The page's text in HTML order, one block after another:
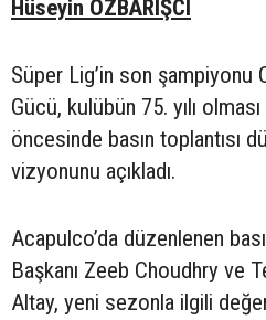
Hüseyin ÖZBARIŞCI
Süper Lig’in son şampiyonu
Gücü, kulübün 75. yılı
öncesinde basın toplantısı
vizyonunu açıkladı.
Acapulco’da düzenlenen
Başkanı Zeeb Choudhry ve
Altay, yeni sezonla ilgili